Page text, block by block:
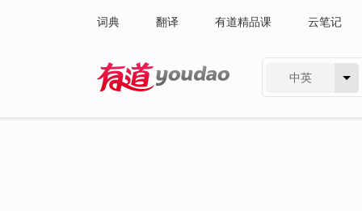
词典 翻译 有道精品课 云笔记
中英